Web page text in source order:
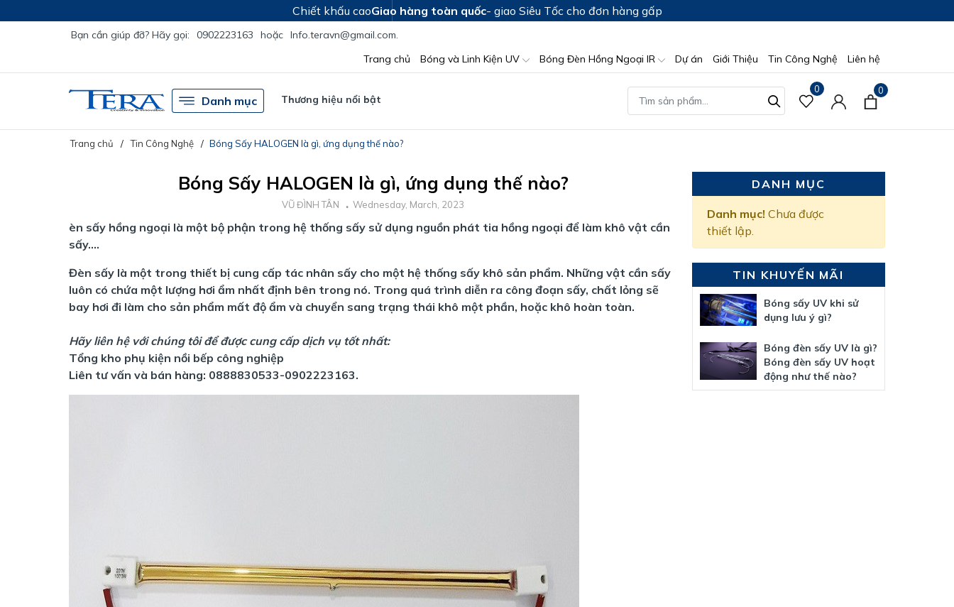
Chiết khấu caoGiao hàng toàn quốc- giao Siêu Tốc cho đơn hàng gấp
Bạn cần giúp đỡ? Hãy gọi: 0902223163 hoặc Info.teravn@gmail.com.
Trang chủ
Bóng và Linh Kiện UV Bóng Đèn Hồng Ngoại IR Dự án Giới Thiệu Tin Công Nghệ Liên hệ
Danh mục Thương hiệu nổi bật
0 0
Trang chủ Tin Công Nghệ Bóng Sấy HALOGEN là gì, ứng dụng thế nào?
Bóng Sấy HALOGEN là gì, ứng dụng thế nào?
VŨ ĐÌNH TÂN Wednesday, March, 2023
èn sấy hồng ngoại là một bộ phận trong hệ thống sấy sử dụng nguồn phát tia hồng ngoại để làm khô vật cần
sấy….
Đèn sấy là một trong thiết bị cung cấp tác nhân sấy cho một hệ thống sấy khô sản phẩm. Những vật cần sấy
luôn có chứa một lượng hơi ẩm nhất định bên trong nó. Trong quá trình diễn ra công đoạn sấy, chất lỏng sẽ
bay hơi đi làm cho sản phẩm mất độ ẩm và chuyển sang trạng thái khô một phần, hoặc khô hoàn toàn.
Hãy liên hệ với chúng tôi để được cung cấp dịch vụ tốt nhất:
Tổng kho phụ kiện nồi bếp công nghiệp
Liên tư vấn và bán hàng: 0888830533-0902223163.
DANH MỤC
Danh mục! Chưa được
thiết lập.
TIN KHUYẾN MÃI
Bóng sấy UV khi sử
dụng lưu ý gì?
Bóng đèn sấy UV là gì?
Bóng đèn sấy UV hoạt
động như thế nào?